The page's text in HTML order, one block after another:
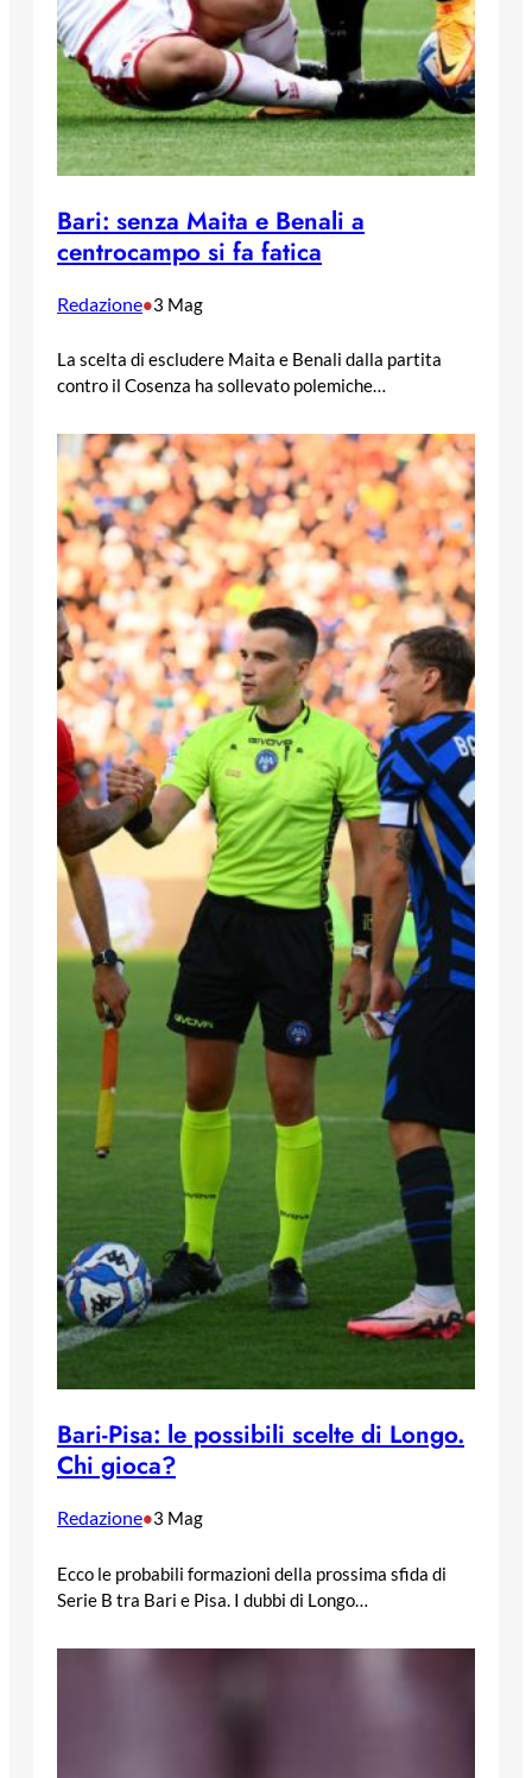
Bari: senza Maita e Benali a
centrocampo si fa fatica
Redazione•3 Mag
La scelta di escludere Maita e Benali dalla partita
contro il Cosenza ha sollevato polemiche…
Bari-Pisa: le possibili scelte di Longo.
Chi gioca?
Redazione•3 Mag
Ecco le probabili formazioni della prossima sfida di
Serie B tra Bari e Pisa. I dubbi di Longo…